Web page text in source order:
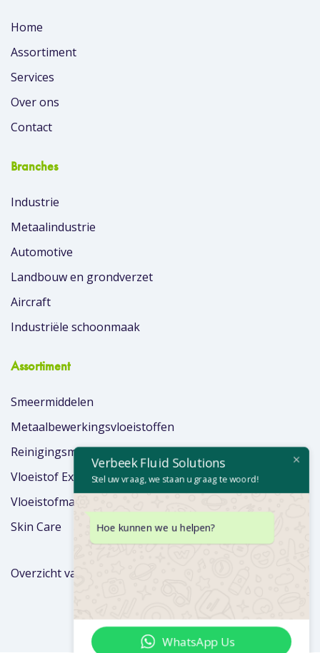
Home
Assortiment
Services
Over ons
Contact
Branches
Industrie
Metaalindustrie
Automotive
Landbouw en grondverzet
Aircraft
Industriële schoonmaak
Assortiment
Smeermiddelen
Metaalbewerkingsvloeistoffen
Reinigingsmiddelen
Vloeistof Extra’s
Vloeistofmanagement
Skin Care
Overzicht van merken
Verbeek Fluid Solutions
Stel uw vraag, we staan u graag te woord!
Hoe kunnen we u helpen?
WhatsApp Us